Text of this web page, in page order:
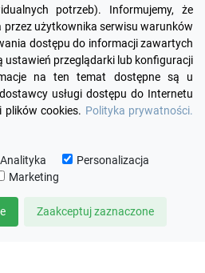
FacebookYouTubePinterest
potrzeb). Informujemy, że
przez użytkownika serwisu warunków
dostępu do informacji zawartych
ustawień przeglądarki lub konfiguracji
na ten temat dostępne są u
usługi dostępu do Internetu
cookies. Polityka prywatności.
Analityka
Personalizacja
Marketing
Zaakceptuj zaznaczone

